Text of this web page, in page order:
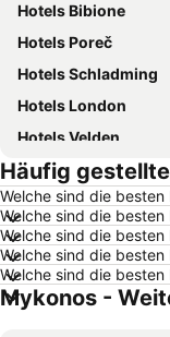
Hotels Bibione
Hotels Poreč
Hotels Schladming
Hotels London
Hotels Velden
Hotels Barcelona
Hotels Hamburg
Hotels Venedig
Hotels Umag
Hotels Opatija
Häufig
Welche sind die besten
Welche sind die
Welche sind die
Welche sind die
Welche sind die besten
Mykonos -